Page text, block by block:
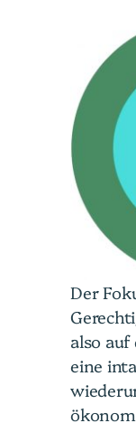
Der
also
eine